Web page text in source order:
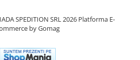
SPEDITION SRL 2026 Platforma E-
by Gomag